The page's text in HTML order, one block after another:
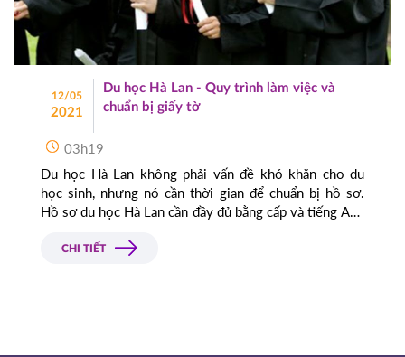
12/05
2021
Du học Hà Lan - Quy trình làm việc và
chuẩn bị giấy tờ
03h19
Du học Hà Lan không phải vấn đề khó khăn cho du
học sinh, nhưng nó cần thời gian để chuẩn bị hồ sơ.
Hồ sơ du học Hà Lan cần đầy đủ bằng cấp và tiếng Anh
từ 12- 20 tuần.
CHI TIẾT